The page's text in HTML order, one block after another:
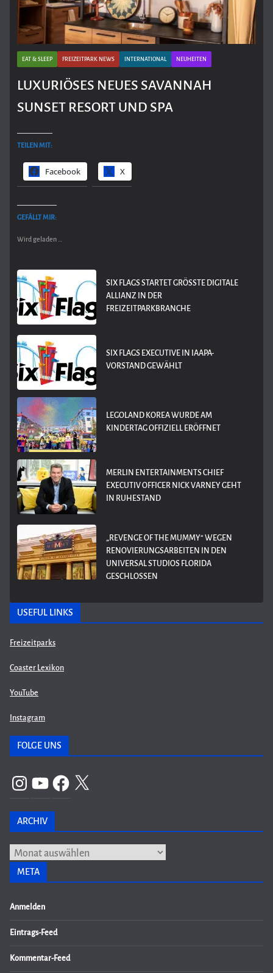
EAT & SLEEP FREIZEITPARK NEWS INTERNATIONAL NEUHEITEN
LUXURIÖSES NEUES SAVANNAH
SUNSET RESORT UND SPA
TEILEN MIT:
Facebook X
GEFÄLLT MIR:
Wird geladen …
SIX FLAGS STARTET GRÖSSTE DIGITALE A
LLIANZ IN DER F
REIZEITPARKBRANCHE
SIX FLAGS EXECUTIVE IN IAAPA-
VORSTAND GEWÄHLT
LEGOLAND KOREA WURDE AM
KINDERTAG OFFIZIELL ERÖFFNET
MERLIN ENTERTAINMENTS CHIEF
EXECUTIV OFFICER NICK VARNEY GEHT
IN RUHESTAND
„REVENGE OF THE MUMMY“ WEGEN
RENOVIERUNGSARBEITEN IN DEN
UNIVERSAL STUDIOS FLORIDA
GESCHLOSSEN
USEFUL LINKS
Freizeitparks
Coaster Lexikon
YouTube
Instagram
FOLGE UNS
InstagramYouTubeFacebook
X
ARCHIV
Archiv
META
Anmelden
Eintrags-Feed
Kommentar-Feed